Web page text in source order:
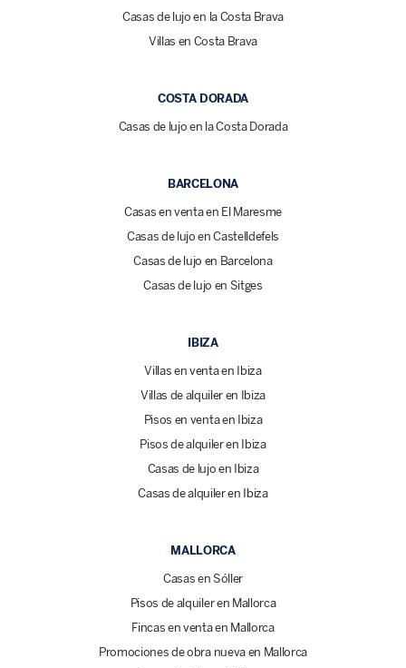
Casas de lujo en la Costa Brava
Villas en Costa Brava
COSTA DORADA
Casas de lujo en la Costa Dorada
BARCELONA
Casas en venta en El Maresme
Casas de lujo en Castelldefels
Casas de lujo en Barcelona
Casas de lujo en Sitges
IBIZA
Villas en venta en Ibiza
Villas de alquiler en Ibiza
Pisos en venta en Ibiza
Pisos de alquiler en Ibiza
Casas de lujo en Ibiza
Casas de alquiler en Ibiza
MALLORCA
Casas en Sóller
Pisos de alquiler en Mallorca
Fincas en venta en Mallorca
Promociones de obra nueva en Mallorca